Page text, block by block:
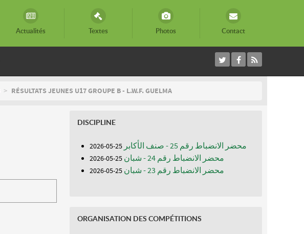
Actualités Textes Photos Contact
> RÉSULTATS JEUNES U17 GROUPE B - L.W.F. GUELMA
DISCIPLINE
محضر الانضباط رقم 25 - صنف الأكابر 25-05-2026
محضر الانضباط رقم 24 - شبان 25-05-2026
محضر الانضباط رقم 23 - شبان 25-05-2026
ORGANISATION DES COMPÉTITIONS